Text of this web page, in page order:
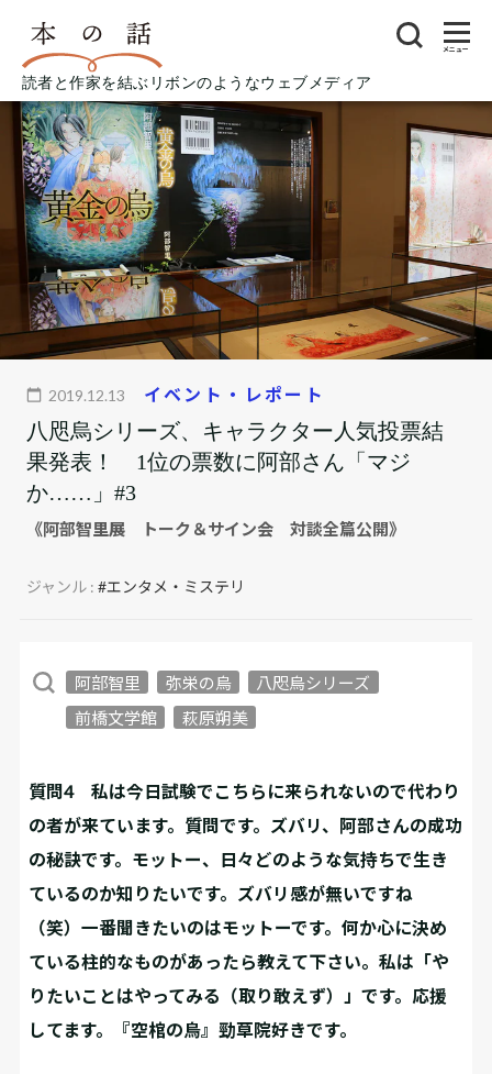
読者と作家を結ぶリボンのようなウェブメディア
メニュー
2019.12.13 イベント・レポート
八咫烏シリーズ、キャラクター人気投票結
果発表！ 1位の票数に阿部さん「マジ
か……」#3
《阿部智里展 トーク＆サイン会 対談全篇公開》
ジャンル :#エンタメ・ミステリ
阿部智里 弥栄の烏
八咫烏シリーズ
前橋文学館
萩原朔美
質問4 私は今日試験でこちらに来られないので代わり
の者が来ています。質問です。ズバリ、阿部さんの成功
の秘訣です。モットー、日々どのような気持ちで生き
ているのか知りたいです。ズバリ感が無いですね
（笑）一番聞きたいのはモットーです。何か心に決め
ている柱的なものがあったら教えて下さい。私は「や
りたいことはやってみる（取り敢えず）」です。応援
してます。『空棺の烏』勁草院好きです。